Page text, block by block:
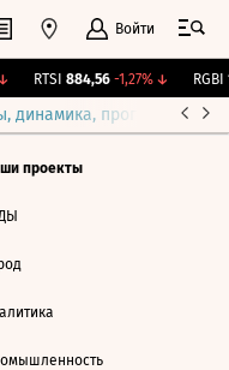
Войти
RTSI 884,56 -1,27%↓ RGBI
динамика, прогнозы
проекты